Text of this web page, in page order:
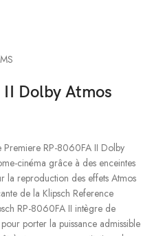
Dolby Atmos
Premiere RP-8060FA II Dolby
cinéma grâce à des enceintes
la reproduction des effets Atmos
de la Klipsch Reference
RP-8060FA II intègre de
porter la puissance admissible